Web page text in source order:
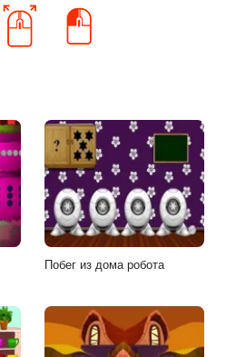
Побег из дома робота